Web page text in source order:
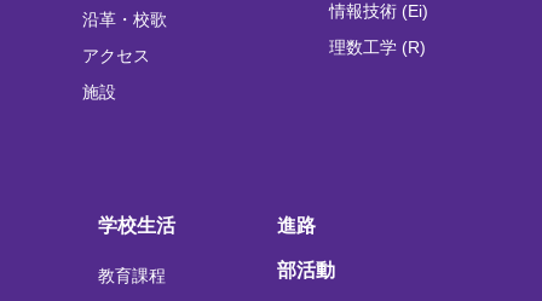
沿革・校歌
アクセス
施設
情報技術 (Ei)
理数工学 (R)
学校生活
教育課程
進路
部活動